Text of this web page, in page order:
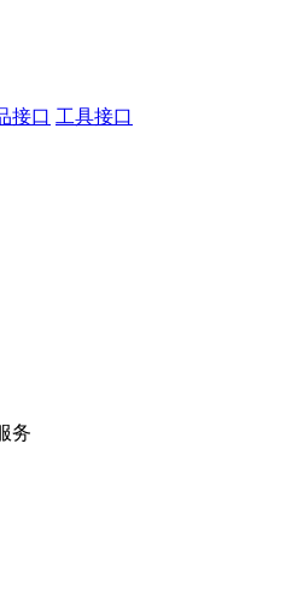
接口 工具接口
务